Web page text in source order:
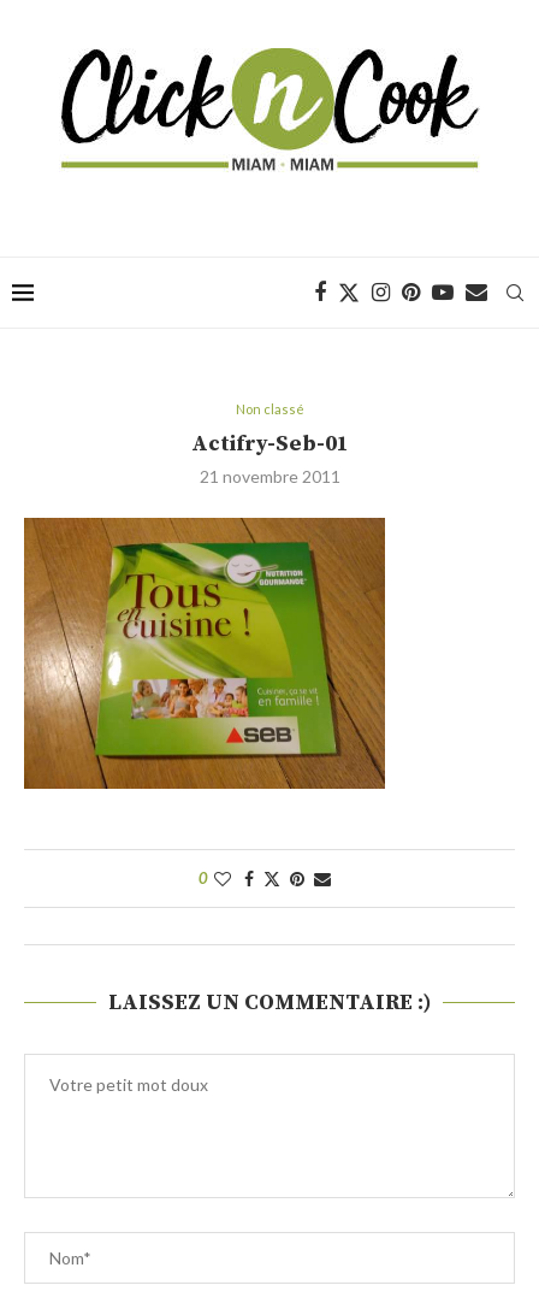
Non classé
Actifry-Seb-01
21 novembre 2011
0
LAISSEZ UN COMMENTAIRE :)